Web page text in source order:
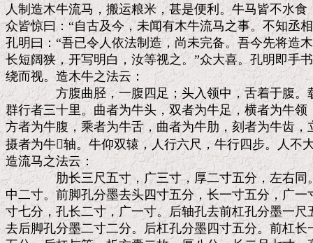
人制造木牛流马，搬运粮米，甚是便利。牛马皆不水食
众皆惊曰：“自古及今，未闻有木牛流马之事。不知丞
孔明曰：“吾已令人依法制造，尚未完备。吾今先将造
长短阔狭，开写明白，汝等视之。”众大喜。孔明即手
绕而视。造木牛之法云：
方腹曲胫，一腹四足；头入领中，舌着于腹。载
群行者三十里。曲者为牛头，双者为牛足，横者为牛
方者为牛腹，乘者为牛舌，曲者为牛肋，刻者为牛齿
摄者为牛轴。牛仰双辕，人行六尺，牛行四步。人不
造流马之法云：
肋长三尺五寸，广三寸，厚二寸五分，左右同。
中二寸。前脚孔分墨去头四寸五分，长一寸五分，广
寸七分，孔长二寸，广一寸。后轴孔去前杠孔分墨一
去后脚孔分墨二寸二分。后杠孔分墨四寸五分。前杠